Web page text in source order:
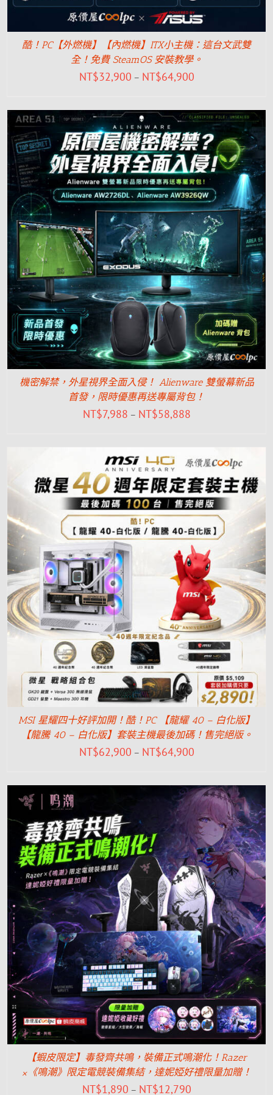
酷！PC【外燃機】【內燃機】ITX小主機：這台文武雙
全！免費 SteamOS 安裝教學。
NT$32,900 – NT$64,900
機密解禁，外星視界全面入侵！ Alienware 雙螢幕新品
首發，限時優惠再送專屬背包！
NT$7,988 – NT$58,888
MSI 星耀四十好評加開！酷！PC 【龍耀 40 – 白化版】
【龍騰 40 – 白化版】套裝主機最後加碼！售完絕版。
NT$62,900 – NT$64,900
【蝦皮限定】毒發齊共鳴，裝備正式鳴潮化！Razer
×《鳴潮》限定電競裝備集結，達妮婭好禮限量加贈！
NT$1,890 – NT$12,790